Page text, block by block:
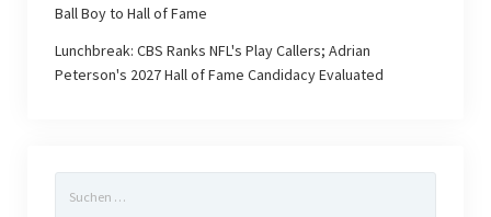
Ball Boy to Hall of Fame
Lunchbreak: CBS Ranks NFL's Play Callers; Adrian
Peterson's 2027 Hall of Fame Candidacy Evaluated